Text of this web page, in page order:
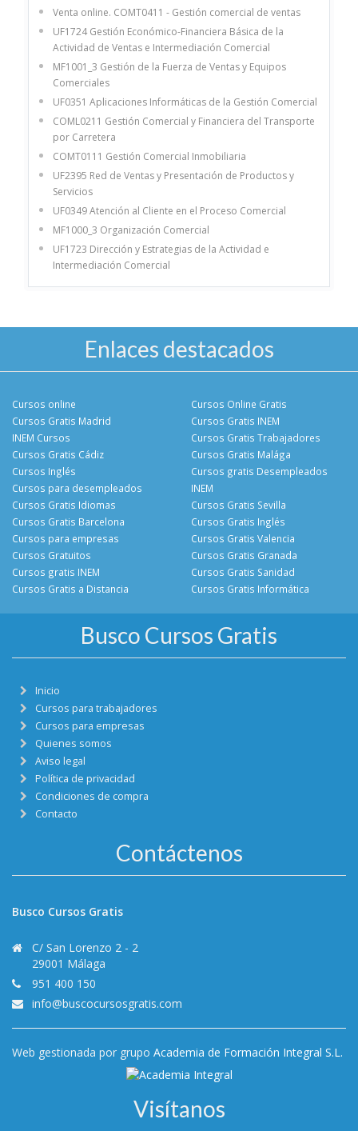
Venta online. COMT0411 - Gestión comercial de ventas
UF1724 Gestión Económico-Financiera Básica de la
Actividad de Ventas e Intermediación Comercial
MF1001_3 Gestión de la Fuerza de Ventas y Equipos
Comerciales
UF0351 Aplicaciones Informáticas de la Gestión Comercial
COML0211 Gestión Comercial y Financiera del Transporte
por Carretera
COMT0111 Gestión Comercial Inmobiliaria
UF2395 Red de Ventas y Presentación de Productos y
Servicios
UF0349 Atención al Cliente en el Proceso Comercial
MF1000_3 Organización Comercial
UF1723 Dirección y Estrategias de la Actividad e
Intermediación Comercial
Enlaces destacados
Cursos online
Cursos Gratis Madrid
INEM Cursos
Cursos Gratis Cádiz
Cursos Online Gratis
Cursos Gratis INEM
Cursos Gratis Trabajadores
Cursos Gratis Malága
Cursos Inglés
Cursos para desempleados
Cursos Gratis Idiomas
Cursos Gratis Barcelona
Cursos gratis Desempleados
INEM
Cursos Gratis Sevilla
Cursos Gratis Inglés
Cursos para empresas
Cursos Gratuitos
Cursos gratis INEM
Cursos Gratis a Distancia
Cursos Gratis Valencia
Cursos Gratis Granada
Cursos Gratis Sanidad
Cursos Gratis Informática
Busco Cursos Gratis
Inicio
Cursos para trabajadores
Cursos para empresas
Quienes somos
Aviso legal
Política de privacidad
Condiciones de compra
Contacto
Contáctenos
Busco Cursos Gratis
C/ San Lorenzo 2 - 2
29001 Málaga
951 400 150
info@buscocursosgratis.com
Web gestionada por grupo Academia de Formación Integral S.L.
Visítanos